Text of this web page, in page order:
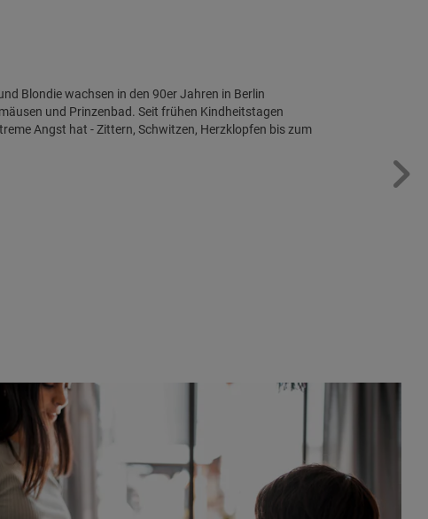
Blondie wachsen in den 90er Jahren in Berlin
und Prinzenbad. Seit frühen Kindheitstagen
Angst hat - Zittern, Schwitzen, Herzklopfen bis zum